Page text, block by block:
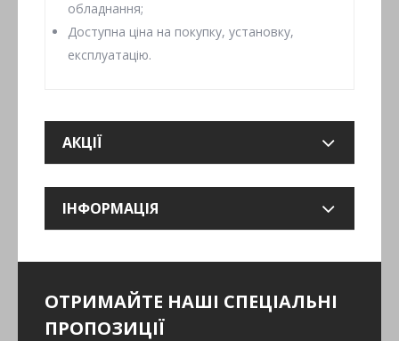
обладнання;
Доступна ціна на покупку, установку,
експлуатацію.
АКЦІЇ
ІНФОРМАЦІЯ
ОТРИМАЙТЕ НАШІ СПЕЦІАЛЬНІ
ПРОПОЗИЦІЇ